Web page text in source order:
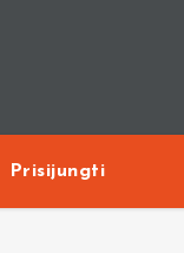
Prisijungti